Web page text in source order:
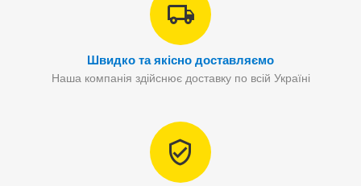
Швидко та якісно доставляємо
Наша компанія здійснює доставку по всій Україні